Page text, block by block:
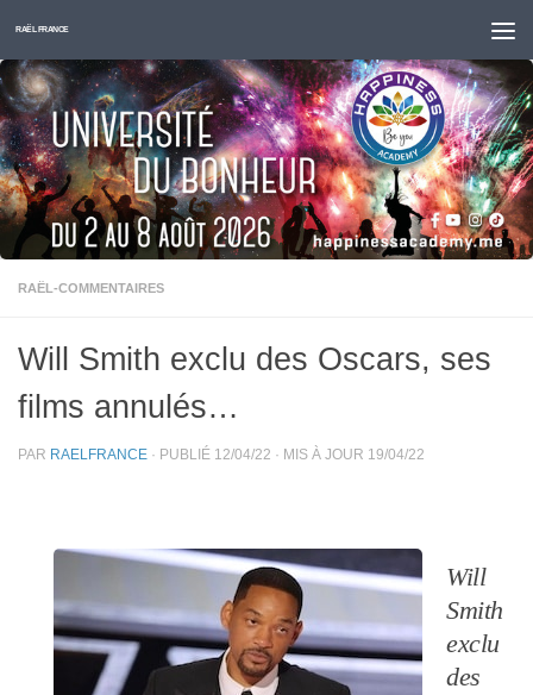
Skip to content
RAËL FRANCE
RAËL-COMMENTAIRES
Will Smith exclu des Oscars, ses
films annulés…
PAR RAELFRANCE · PUBLIÉ 12/04/22 · MIS À JOUR 19/04/22
Will
Smith
exclu
des